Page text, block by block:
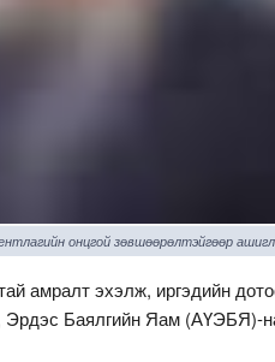
онцгой зөвшөөрөлтэйгөөр
амралт эхэлж, иргэдийн
Эрдэс Баялгийн Яам (АҮЭБЯ)-